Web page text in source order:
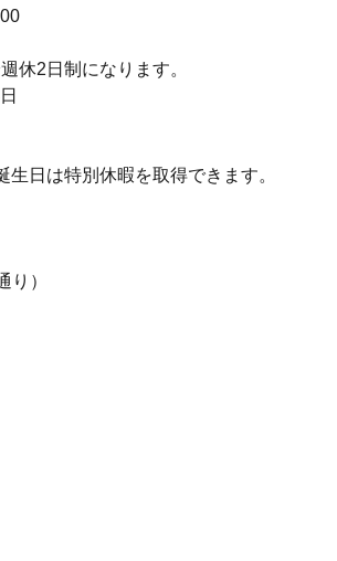
休2日制になります。
生日は特別休暇を取得できます。
り）